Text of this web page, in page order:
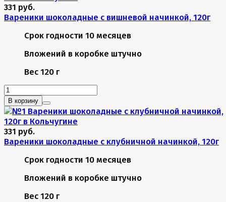
331 руб.
Вареники шоколадные с вишневой начинкой, 120г
Срок годности 10 месяцев
Вложений в коробке штучно
Вес 120 г
В корзину
331 руб.
Вареники шоколадные с клубничной начинкой, 120г
Срок годности 10 месяцев
Вложений в коробке штучно
Вес 120 г